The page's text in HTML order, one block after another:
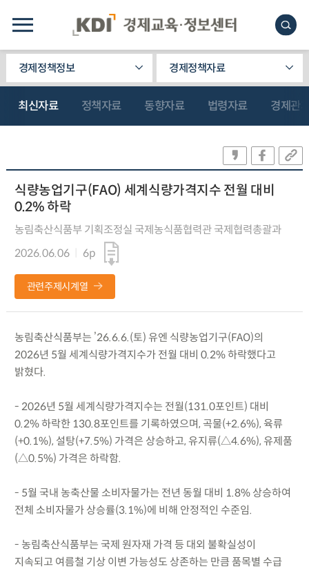
경제정책정보 경제정책자료
최신자료 정책자료 동향자료 법령자료 경제관
식량농업기구(FAO) 세계식량가격지수 전월 대비
0.2% 하락
농림축산식품부 기획조정실 국제농식품협력관 국제협력총괄과
2026.06.06
6p
관련주제시계열
농림축산식품부는 ’26.6.6.(토) 유엔 식량농업기구(FAO)의
2026년 5월 세계식량가격지수가 전월 대비 0.2% 하락했다고
밝혔다.
- 2026년 5월 세계식량가격지수는 전월(131.0포인트) 대비
0.2% 하락한 130.8포인트를 기록하였으며, 곡물(+2.6%), 육류
(+0.1%), 설탕(+7.5%) 가격은 상승하고, 유지류(△4.6%), 유제품
(△0.5%) 가격은 하락함.
- 5월 국내 농축산물 소비자물가는 전년 동월 대비 1.8% 상승하여
전체 소비자물가 상승률(3.1%)에 비해 안정적인 수준임.
- 농림축산식품부는 국제 원자재 가격 등 대외 불확실성이
지속되고 여름철 기상 이변 가능성도 상존하는 만큼 품목별 수급